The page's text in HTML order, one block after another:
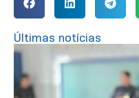
Últimas notícias